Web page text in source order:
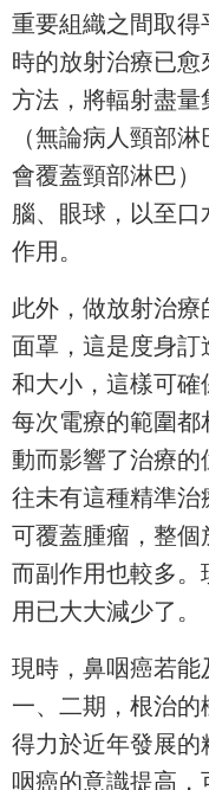
重要組織之間取
時的放射治療已
方法，將輻射盡量
（無論病人頸部
會覆蓋頸部淋巴）
腦、眼球，以至口
作用。
此外，做放射治
面罩，這是度身
和大小，這樣可確
每次電療的範圍
動而影響了治療的
往未有這種精準
可覆蓋腫瘤，整個
而副作用也較多
用已大大減少了。
現時，鼻咽癌若
一、二期，根治
得力於近年發展
咽癌的意識提高，